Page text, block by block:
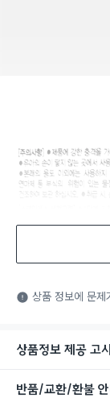
식품용
는 식
상품 정보에 문제
상품정보 제공 고시
반품/교환/환불